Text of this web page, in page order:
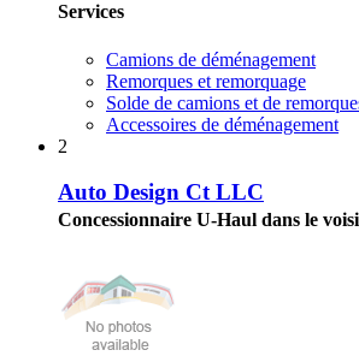
Services
Camions de déménagement
Remorques et remorquage
Solde de camions et de
Accessoires de déménagement
2
Auto Design Ct LLC
Concessionnaire U-Haul dans le